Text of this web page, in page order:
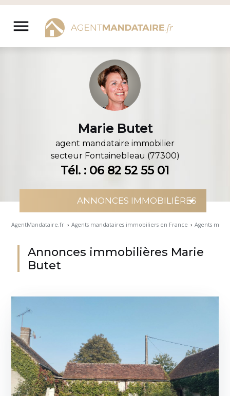
Aller
contenu
menu
Marie Butet
agent mandataire immobilier
secteur Fontainebleau (77300)
Tél. : 06 82 52 55 01
AgentMandataire.fr › Agents mandataires immobiliers en France › Agents
Annonces immobilières Marie
Butet